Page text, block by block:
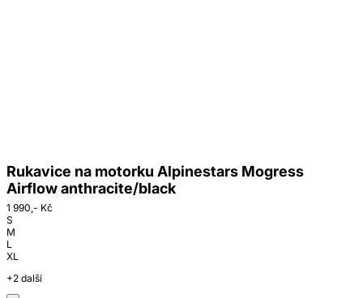
Rukavice na motorku Alpinestars Mogress
Airflow anthracite/black
1 990,- Kč
S
M
L
XL
+2 další